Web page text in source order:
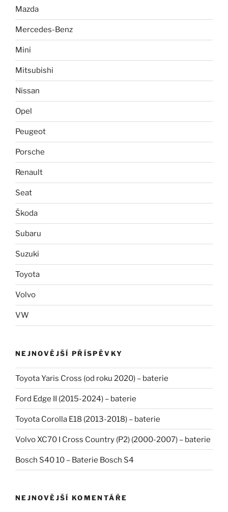
Mazda
Mercedes-Benz
Mini
Mitsubishi
Nissan
Opel
Peugeot
Porsche
Renault
Seat
Škoda
Subaru
Suzuki
Toyota
Volvo
VW
NEJNOVĚJŠÍ PŘÍSPĚVKY
Toyota Yaris Cross (od roku 2020) – baterie
Ford Edge II (2015-2024) – baterie
Toyota Corolla E18 (2013-2018) – baterie
Volvo XC70 I Cross Country (P2) (2000-2007) – baterie
Bosch S40 10 – Baterie Bosch S4
NEJNOVĚJŠÍ KOMENTÁŘE